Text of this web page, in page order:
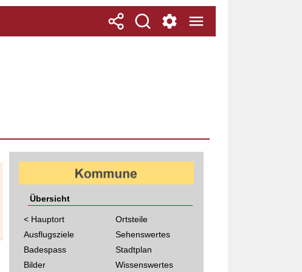
Übersicht
< Hauptort
Ausflugsziele
Badespass
Bilder
Ortsteile
Sehenswertes
Stadtplan
Wissenswertes